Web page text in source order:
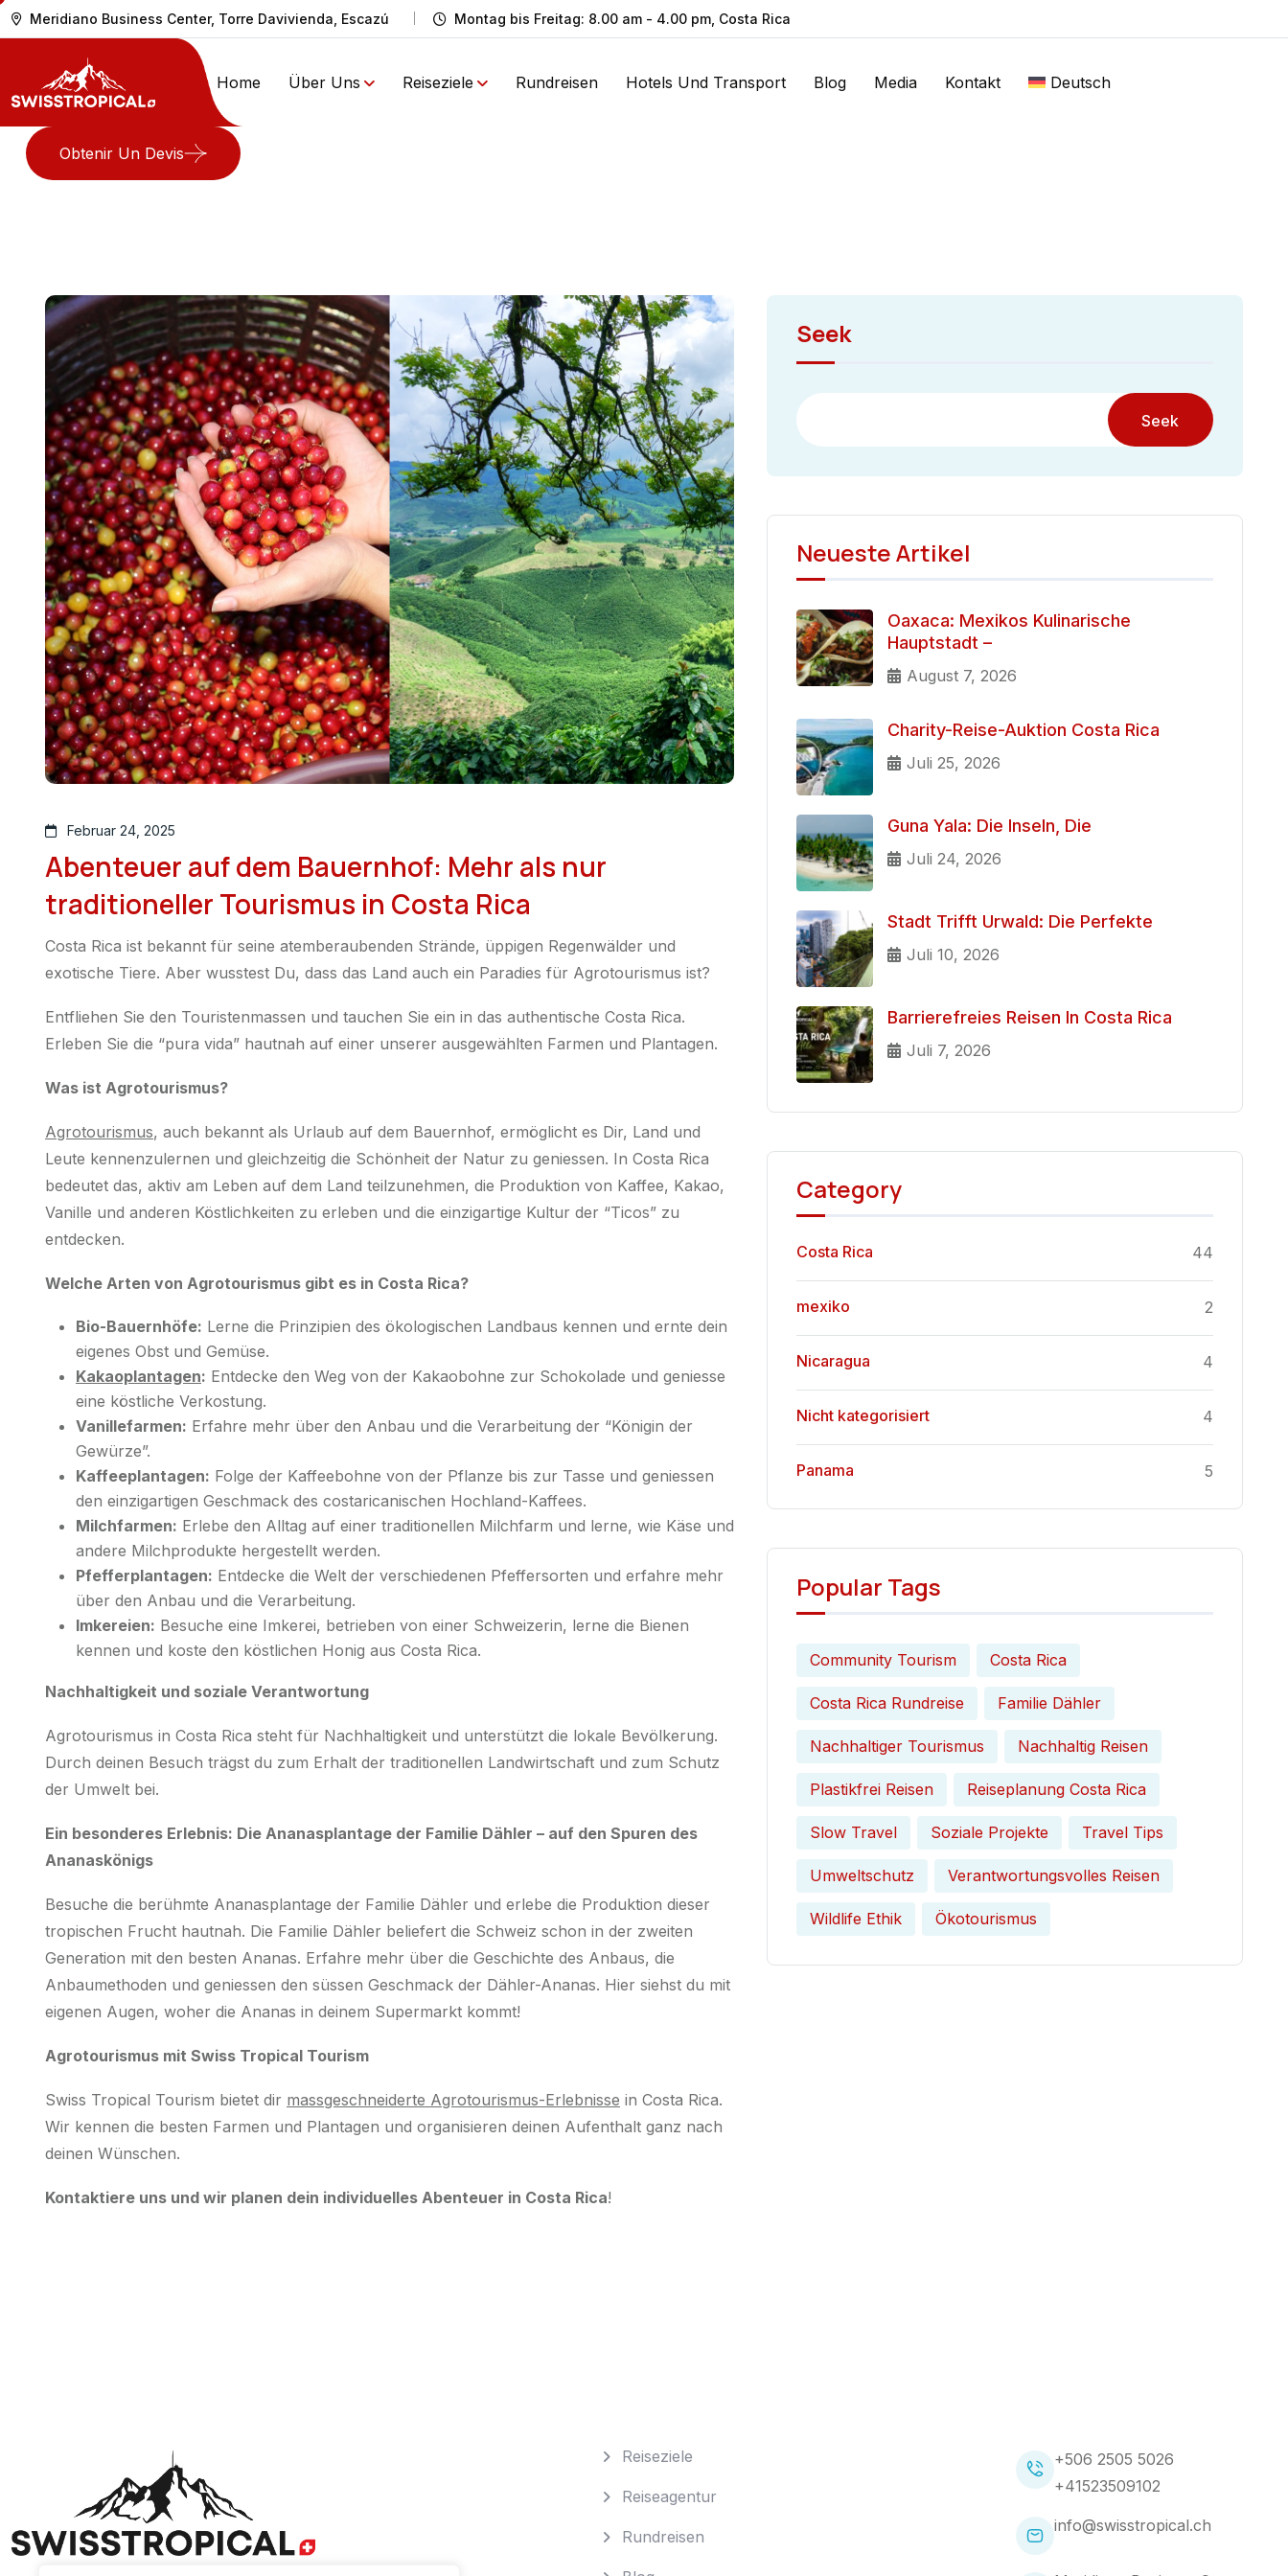
Meridiano Business Center, Torre Davivienda, Escazú Montag bis Freitag: 8.00 am - 4.00 pm, Costa Rica
Home Über Uns Reiseziele Rundreisen Hotels Und Transport Blog Media Kontakt Deutsch
Obtenir Un Devis
Februar 24, 2025
Abenteuer auf dem Bauernhof: Mehr als nur
traditioneller Tourismus in Costa Rica
Costa Rica ist bekannt für seine atemberaubenden Strände, üppigen Regenwälder und
exotische Tiere. Aber wusstest Du, dass das Land auch ein Paradies für Agrotourismus ist?
Entfliehen Sie den Touristenmassen und tauchen Sie ein in das authentische Costa Rica.
Erleben Sie die “pura vida” hautnah auf einer unserer ausgewählten Farmen und Plantagen.
Was ist Agrotourismus?
Agrotourismus, auch bekannt als Urlaub auf dem Bauernhof, ermöglicht es Dir, Land und
Leute kennenzulernen und gleichzeitig die Schönheit der Natur zu geniessen. In Costa Rica
bedeutet das, aktiv am Leben auf dem Land teilzunehmen, die Produktion von Kaffee, Kakao,
Vanille und anderen Köstlichkeiten zu erleben und die einzigartige Kultur der “Ticos” zu
entdecken.
Welche Arten von Agrotourismus gibt es in Costa Rica?
Bio-Bauernhöfe: Lerne die Prinzipien des ökologischen Landbaus kennen und ernte dein
eigenes Obst und Gemüse.
Kakaoplantagen: Entdecke den Weg von der Kakaobohne zur Schokolade und geniesse
eine köstliche Verkostung.
Vanillefarmen: Erfahre mehr über den Anbau und die Verarbeitung der “Königin der
Gewürze”.
Kaffeeplantagen: Folge der Kaffeebohne von der Pflanze bis zur Tasse und geniessen
den einzigartigen Geschmack des costaricanischen Hochland-Kaffees.
Milchfarmen: Erlebe den Alltag auf einer traditionellen Milchfarm und lerne, wie Käse und
andere Milchprodukte hergestellt werden.
Pfefferplantagen: Entdecke die Welt der verschiedenen Pfeffersorten und erfahre mehr
über den Anbau und die Verarbeitung.
Imkereien: Besuche eine Imkerei, betrieben von einer Schweizerin, lerne die Bienen
kennen und koste den köstlichen Honig aus Costa Rica.
Nachhaltigkeit und soziale Verantwortung
Agrotourismus in Costa Rica steht für Nachhaltigkeit und unterstützt die lokale Bevölkerung.
Durch deinen Besuch trägst du zum Erhalt der traditionellen Landwirtschaft und zum Schutz
der Umwelt bei.
Ein besonderes Erlebnis: Die Ananasplantage der Familie Dähler – auf den Spuren des
Ananaskönigs
Besuche die berühmte Ananasplantage der Familie Dähler und erlebe die Produktion dieser
tropischen Frucht hautnah. Die Familie Dähler beliefert die Schweiz schon in der zweiten
Generation mit den besten Ananas. Erfahre mehr über die Geschichte des Anbaus, die
Anbaumethoden und geniessen den süssen Geschmack der Dähler-Ananas. Hier siehst du mit
eigenen Augen, woher die Ananas in deinem Supermarkt kommt!
Agrotourismus mit Swiss Tropical Tourism
Swiss Tropical Tourism bietet dir massgeschneiderte Agrotourismus-Erlebnisse in Costa Rica.
Wir kennen die besten Farmen und Plantagen und organisieren deinen Aufenthalt ganz nach
deinen Wünschen.
Kontaktiere uns und wir planen dein individuelles Abenteuer in Costa Rica!
Seek
Seek
Neueste Artikel
Oaxaca: Mexikos Kulinarische
Hauptstadt –
August 7, 2026
Charity-Reise-Auktion Costa Rica
Juli 25, 2026
Guna Yala: Die Inseln, Die
Juli 24, 2026
Stadt Trifft Urwald: Die Perfekte
Juli 10, 2026
Barrierefreies Reisen In Costa Rica
Juli 7, 2026
Category
Costa Rica 44
mexiko 2
Nicaragua 4
Nicht kategorisiert 4
Panama 5
Popular Tags
Community Tourism Costa Rica
Costa Rica Rundreise Familie Dähler
Nachhaltiger Tourismus Nachhaltig Reisen
Plastikfrei Reisen Reiseplanung Costa Rica
Slow Travel Soziale Projekte Travel Tips
Umweltschutz Verantwortungsvolles Reisen
Wildlife Ethik Ökotourismus
Reiseziele
Reiseagentur
Rundreisen
+506 2505 5026
+41523509102
info@swisstropical.ch